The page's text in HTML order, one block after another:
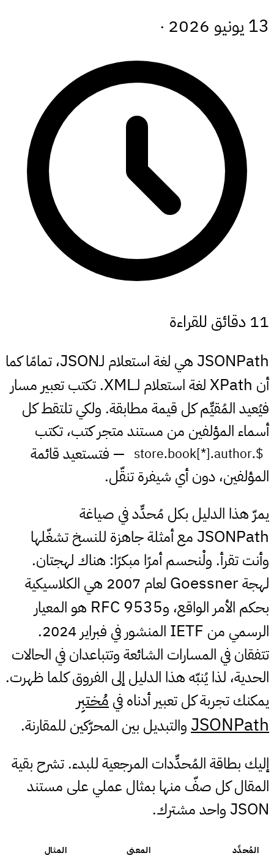
13 يونيو 2026 ·
11 دقائق للقراءة
JSONPath هي لغة استعلام لـJSON، تمامًا كما
أن XPathلغة استعلام لـXML. تكتب تعبير مسار
فيُعيد المُقيِّم كل قيمة مطابقة. ولكي تلتقط كل
أسماء المؤلفين من مستند متجر كتب، تكتب
$.store.book[*].author
— فتستعيد قائمة
المؤلفين، دون أي شيفرة تنقّل.
يمرّ هذا الدليل بكل مُحدِّد في صياغة
JSONPath مع أمثلة جاهزة للنسخ تشغّلها
وأنت تقرأ. ولْنحسم أمرًا مبكرًا: هناك لهجتان.
لهجةGoessner
لعام 2007 هي الكلاسيكية
بحكم الأمر الواقع، وRFC 9535 هو المعيار
الرسمي من IETF
المنشور في فبراير 2024.
تتفقان في المسارات الشائعة وتتباعدان في الحالات
الحدية، لذا يُنبّه هذا الدليل إلى الفروق كلما ظهرت.
يمكنك تجربة كل تعبير أدناه فيمُختبِر
JSONPath والتبديل بين المحرّكين للمقارنة.
إليك بطاقة المُحدِّدات المرجعية للبدء. تشرح بقية
المقال كل صفّ منها بمثال عملي على مستند
JSON واحد مشترك.
المُحدِّد المعنى المثال